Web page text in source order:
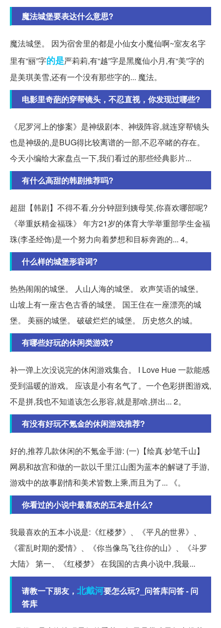
魔法城堡要表达什么意思?
魔法城堡。 因为宿舍里的都是小仙女小魔仙啊~室友名字
里有“丽”字的是严莉莉,有“越”字是黑魔仙小月,有“美”字的
是美琪美雪,还有一个没有那些字的... 魔法。
电影里奇葩的穿帮镜头，不忍直视，你发现过哪些?
《尼罗河上的惨案》是神级剧本、神级阵容,就连穿帮镜头
也是神级的,是BUG得比较离谱的一部,不忍卒睹的存在。
今天小编给大家盘点一下,我们看过的那些经典影片...
有什么高甜的韩剧推荐吗?
超甜【韩剧】不得不看,分分钟甜到姨母笑,你喜欢哪部呢?
《举重妖精金福珠》 年方21岁的体育大学举重部学生金福
珠(李圣经饰)是一个努力向着梦想和目标奔跑的... 4。
什么样的城堡形容词?
热热闹闹的城堡。 人山人海的城堡。 欢声笑语的城堡。
山坡上有一座古色古香的城堡。 国王住在一座漂亮的城
堡。 美丽的城堡。 破破烂烂的城堡。 历史悠久的城。
有哪些好玩的休闲类游戏?
补一弹上次没说完的休闲游戏集合。 I Love Hue 一款能感
受到温暖的游戏。 应该是小有名气了。一个色彩拼图游戏,
不是拼,我也不知道该怎么形容,就是那啥,拼出... 2。
有没有好玩不氪金的休闲游戏推荐?
好的,推荐几款休闲的不氪金手游: (一)【绘真·妙笔千山】
网易和故宫和做的一款以千里江山图为蓝本的解谜了手游,
游戏中的故事剧情和美术皆数上乘,而且为了... 《。
你看过的小说中最喜欢的五本是什么?
我最喜欢的五本小说是:《红楼梦》、《平凡的世界》、
《霍乱时期的爱情》、《你当像鸟飞往你的山》、《斗罗
大陆》 第一、《红楼梦》 在我国的古典小说中,我最...
请教一下朋友， 北戴河要怎么玩?_问答库问答 - 问
答库